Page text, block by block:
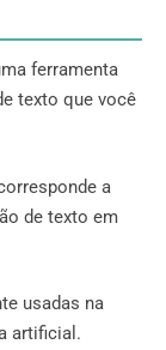
ferramenta
texto que você
a
de texto em
usadas na
artificial.